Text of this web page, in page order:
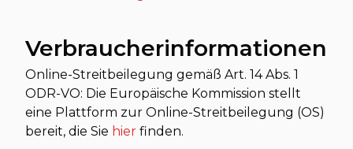
Verbraucherinformationen
Online-Streitbeilegung gemäß Art. 14 Abs. 1
ODR-VO: Die Europäische Kommission stellt
eine Plattform zur Online-Streitbeilegung (OS)
bereit, die Sie hier finden.